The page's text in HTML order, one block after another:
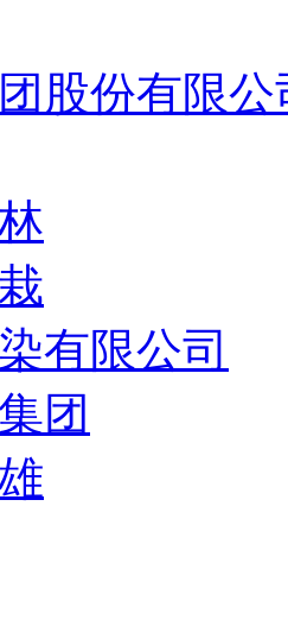
股份有限公
有限公司
团